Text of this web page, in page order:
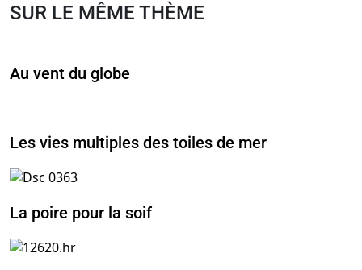
SUR LE MÊME THÈME
Au vent du globe
Les vies multiples des toiles de mer
La poire pour la soif